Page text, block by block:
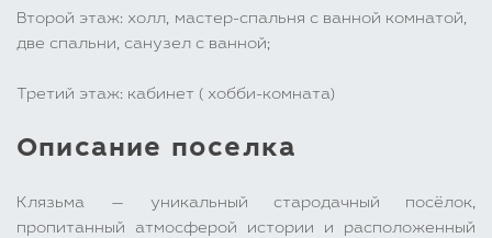
Второй этаж: холл, мастер-спальня с ванной комнатой,
две спальни, санузел с ванной;
Третий этаж: кабинет ( хобби-комната)
Описание поселка
Клязьма — уникальный стародачный посёлок,
пропитанный атмосферой истории и расположенный